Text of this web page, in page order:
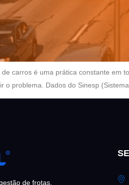
carros é uma prática constante em
o problema. Dados do Sinesp
de frotas,